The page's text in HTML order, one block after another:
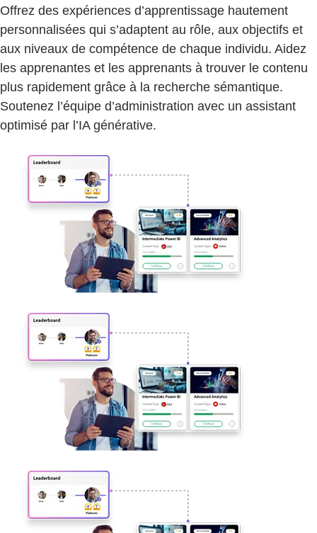
Offrez des expériences d’apprentissage hautement
personnalisées qui s’adaptent au rôle, aux objectifs et
aux niveaux de compétence de chaque individu. Aidez
les apprenantes et les apprenants à trouver le contenu
plus rapidement grâce à la recherche sémantique.
Soutenez l’équipe d’administration avec un assistant
optimisé par l’IA générative.